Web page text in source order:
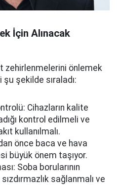
İçin Alınacak
zehirlenmelerini önlemek
şekilde sıraladı:
Cihazların kalite
kontrol edilmeli ve
kullanılmalı.
önce baca ve hava
büyük önem taşıyor.
Soba borularının
sağlanmalı ve